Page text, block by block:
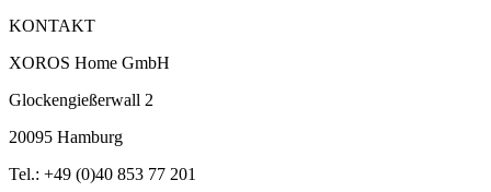
KONTAKT
XOROS Home GmbH
Glockengießerwall 2
20095 Hamburg
Tel.: +49 (0)40 853 77 201